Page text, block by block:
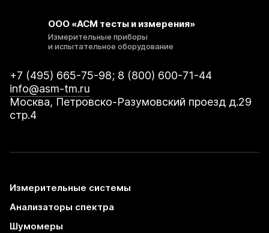
ООО «АСМ тесты и измерения»
Измерительные приборы
и испытательное оборудование
+7 (495) 665-75-98; 8 (800) 600-71-44
info@asm-tm.ru
Москва, Петровско-Разумовский проезд д.29
стр.4
Измерительные системы
Анализаторы спектра
Шумомеры